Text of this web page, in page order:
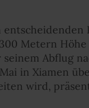
Metern
Abflug
in Xiamen
wird,